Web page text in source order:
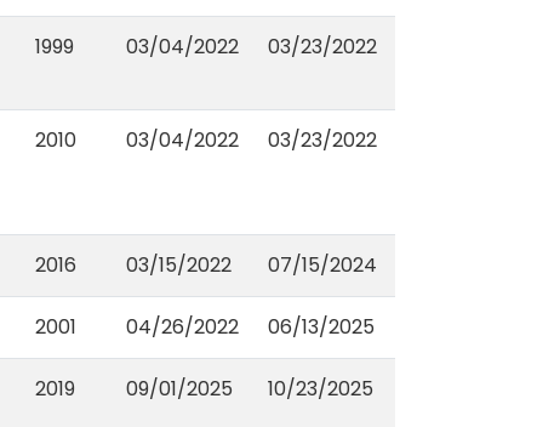
1999 03/04/2022 03/23/2022
2010 03/04/2022 03/23/2022
2016 03/15/2022 07/15/2024
2001 04/26/2022 06/13/2025
2019 09/01/2025 10/23/2025